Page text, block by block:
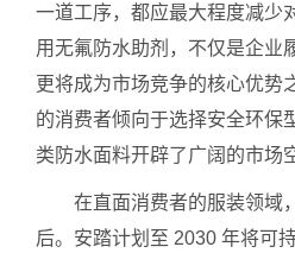
一道工序，都应最大程度减少
用无氟防水助剂，不仅是企业
更将成为市场竞争的核心优势
的消费者倾向于选择安全环保
类防水面料开辟了广阔的市场
在直面消费者的服装领域
后。安踏计划至 2030 年将可